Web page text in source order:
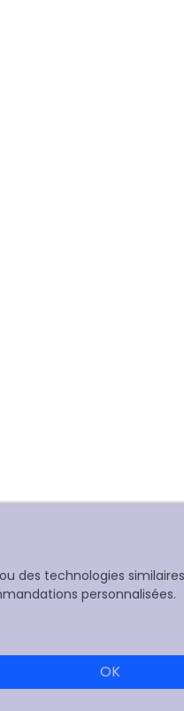
des technologies
personnalisées.
OK